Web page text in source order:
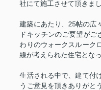
社にて施工させて頂きまし
建築にあたり、25帖の広
ドキッチンのご要望が
わりのウォークスルーク
線が考えられた住宅とな
生活される中で、建て付
うご意見を頂きありがと